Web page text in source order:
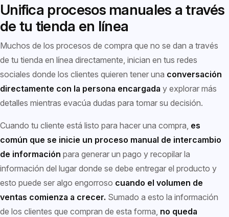
Unifica procesos manuales a través
de tu tienda en línea
Muchos de los procesos de compra que no se dan a través
de tu tienda en línea directamente, inician en tus redes
sociales donde los clientes quieren tener una conversación
directamente con la persona encargada y explorar más
detalles mientras evacúa dudas para tomar su decisión.
Cuando tu cliente está listo para hacer una compra, es
común que se inicie un proceso manual de intercambio
de información para generar un pago y recopilar la
información del lugar donde se debe entregar el producto y
esto puede ser algo engorroso cuando el volumen de
ventas comienza a crecer. Sumado a esto la información
de los clientes que compran de esta forma, no queda